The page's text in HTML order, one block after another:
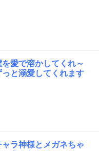
を愛で溶かしてくれ～
と溺愛してくれます
ャラ神様とメガネちゃ